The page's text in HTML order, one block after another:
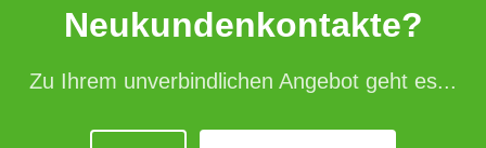
Neukundenkontakte?
Zu Ihrem unverbindlichen Angebot geht es...